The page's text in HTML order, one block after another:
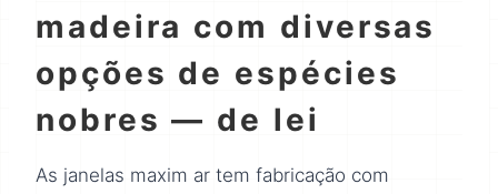
madeira com diversas
opções de espécies
nobres — de lei
As janelas maxim ar tem fabricação com